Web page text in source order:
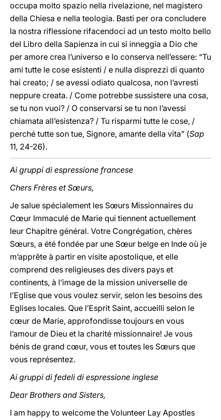
occupa molto spazio nella rivelazione, nel magistero
della Chiesa e nella teologia. Basti per ora concludere
la nostra riflessione rifacendoci ad un testo molto bello
del Libro della Sapienza in cui si inneggia a Dio che
per amore crea l’universo e lo conserva nell’essere: “Tu
ami tutte le cose esistenti / e nulla disprezzi di quanto
hai creato; / se avessi odiato qualcosa, non l’avresti
neppure creata. / Come potrebbe sussistere una cosa,
se tu non vuoi? / O conservarsi se tu non l’avessi
chiamata all’esistenza? / Tu risparmi tutte le cose, /
perché tutte son tue, Signore, amante della vita” (Sap
11, 24-26).
Ai gruppi di espressione francese
Chers Frères et Sœurs,
Je salue spécialement les Sœurs Missionnaires du
Cœur Immaculé de Marie qui tiennent actuellement
leur Chapitre général. Votre Congrégation, chères
Sœurs, a été fondée par une Sœur belge en Inde où je
m’apprête à partir en visite apostolique, et elle
comprend des religieuses des divers pays et
continents, à l’image de la mission universelle de
l’Eglise que vous voulez servir, selon les besoins des
Eglises locales. Que l’Esprit Saint, accueilli selon le
cœur de Marie, approfondisse toujours en vous
l’amour de Dieu et la charité missionnaire! Je vous
bénis de grand cœur, vous et toutes les Sœurs que
vous représentez.
Ai gruppi di fedeli di espressione inglese
Dear Brothers and Sisters,
I am happy to welcome the Volunteer Lay Apostles